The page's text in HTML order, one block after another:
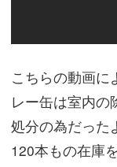
こちらの動画に
レー缶は室内の
処分の為だった
120本もの在庫